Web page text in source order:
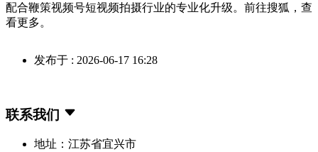
配合鞭策视频号短视频拍摄行业的专业化升级。前往搜狐，查
看更多。
发布于 : 2026-06-17 16:28
联系我们
地址：江苏省宜兴市